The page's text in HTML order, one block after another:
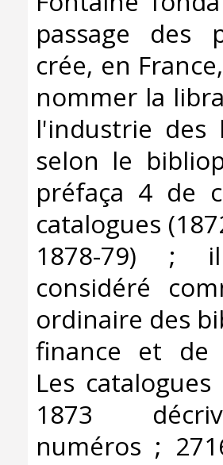
passage des
crée, en
nommer la
l'industrie des
selon le
préfaça 4 de
catalogues
1878-79) ;
considéré
ordinaire des
finance et de
Les
1873
numéros ;